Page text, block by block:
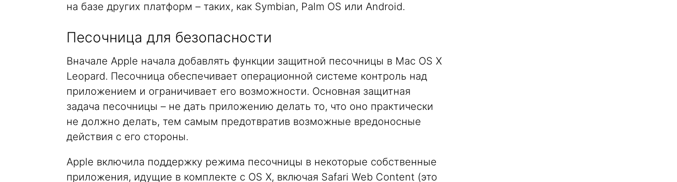
на базе других платформ – таких, как Symbian, Palm OS или Android.
Песочница для безопасности
Вначале Apple начала добавлять функции защитной песочницы в Mac OS X
Leopard. Песочница обеспечивает операционной системе контроль над
приложением и ограничивает его возможности. Основная защитная
задача песочницы – не дать приложению делать то, что оно практически
не должно делать, тем самым предотвратив возможные вредоносные
действия с его стороны.
Apple включила поддержку режима песочницы в некоторые собственные
приложения, идущие в комплекте с OS X, включая Safari Web Content (это